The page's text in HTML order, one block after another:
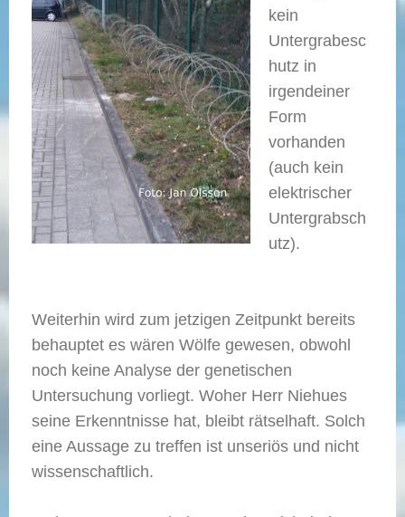
kein
Untergrabesc
hutz in
irgendeiner
Form
vorhanden
(auch kein
elektrischer
Untergrabsch
utz).
Weiterhin wird zum jetzigen Zeitpunkt bereits
behauptet es wären Wölfe gewesen, obwohl
noch keine Analyse der genetischen
Untersuchung vorliegt. Woher Herr Niehues
seine Erkenntnisse hat, bleibt rätselhaft. Solch
eine Aussage zu treffen ist unseriös und nicht
wissenschaftlich.